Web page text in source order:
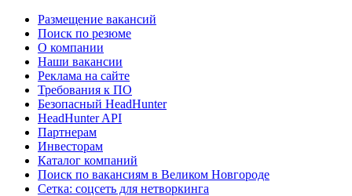
Размещение вакансий
Поиск по резюме
О компании
Наши вакансии
Реклама на сайте
Требования к ПО
Безопасный HeadHunter
HeadHunter API
Партнерам
Инвесторам
Каталог компаний
Поиск по вакансиям в Великом Новгороде
Сетка: соцсеть для нетворкинга